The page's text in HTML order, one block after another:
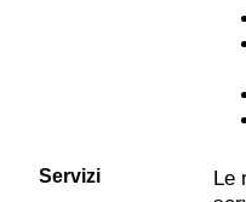
Servizi
Le